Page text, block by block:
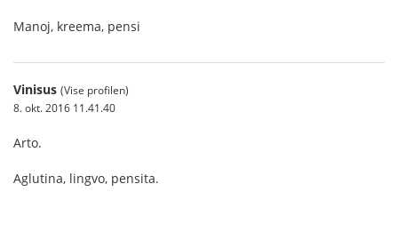
Manoj, kreema, pensi
Vinisus (Vise profilen)
8. okt. 2016 11.41.40
Arto.
Aglutina, lingvo, pensita.